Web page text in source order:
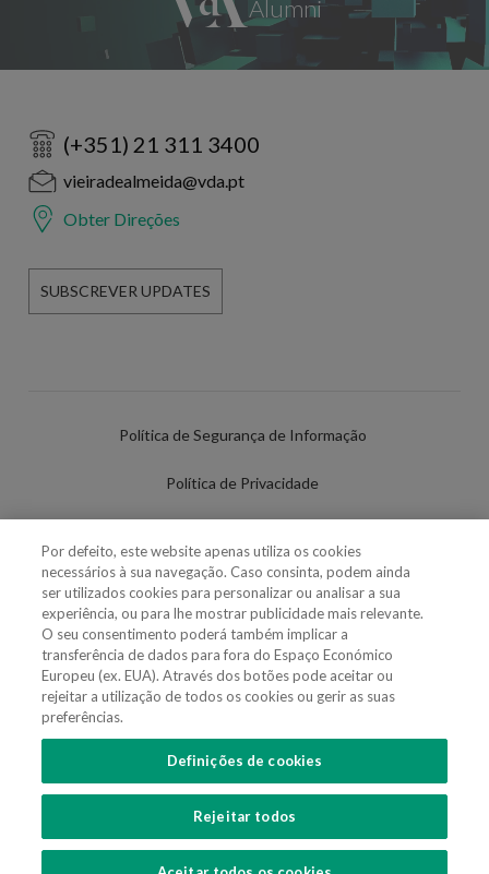
(+351) 21 311 3400
vieiradealmeida@vda.pt
Obter Direções
SUBSCREVER UPDATES
Política de Segurança de Informação
Política de Privacidade
Política de Cookies
Definições de cookies
Uso Fraudulento Nome/Marca
SIGA-NOS
Advogados e Consultores, SP RL. Todos os direitos reservados.
Created by
.
Por defeito, este website apenas utiliza os cookies
necessários à sua navegação. Caso consinta, podem ainda
ser utilizados cookies para personalizar ou analisar a sua
experiência, ou para lhe mostrar publicidade mais relevante.
O seu consentimento poderá também implicar a
transferência de dados para fora do Espaço Económico
Europeu (ex. EUA). Através dos botões pode aceitar ou
rejeitar a utilização de todos os cookies ou gerir as suas
preferências.
Definições de cookies
Rejeitar todos